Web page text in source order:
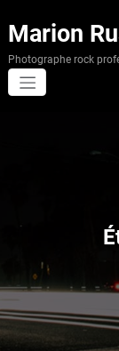
au
contenu
Marion
Photographe rock